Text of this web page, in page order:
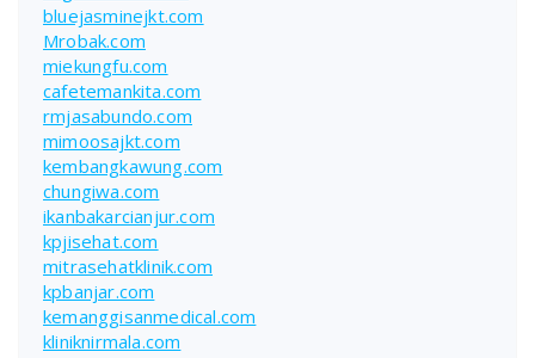
bluejasminejkt.com
Mrobak.com
miekungfu.com
cafetemankita.com
rmjasabundo.com
mimoosajkt.com
kembangkawung.com
chungiwa.com
ikanbakarcianjur.com
kpjisehat.com
mitrasehatklinik.com
kpbanjar.com
kemanggisanmedical.com
kliniknirmala.com